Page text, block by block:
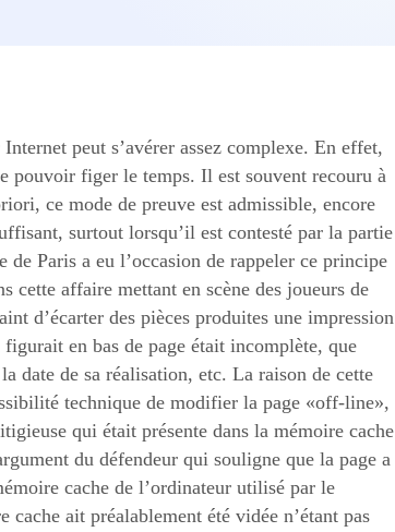
peut s’avérer assez complexe. En effet,
pouvoir figer le temps. Il est souvent recouru à
ce mode de preuve est admissible, encore
surtout lorsqu’il est contesté par la partie
Paris a eu l’occasion de rappeler ce principe
cette affaire mettant en scène des joueurs de
d’écarter des pièces produites une impression
en bas de page était incomplète, que
date de sa réalisation, etc. La raison de cette
technique de modifier la page «off-line»,
qui était présente dans la mémoire cache
du défendeur qui souligne que la page a
cache de l’ordinateur utilisé par le
cache ait préalablement été vidée n’étant pas